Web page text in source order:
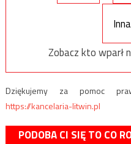
Zobacz kto wparł
Dziękujemy za pomoc
https://kancelaria-litwin.pl
PODOBA CI SIĘ TO CO